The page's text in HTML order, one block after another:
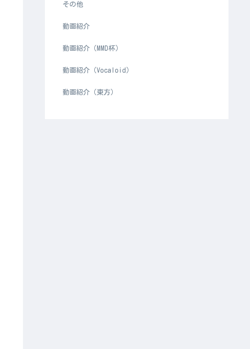
その他
動画紹介
動画紹介（MMD杯）
動画紹介（Vocaloid）
動画紹介（東方）